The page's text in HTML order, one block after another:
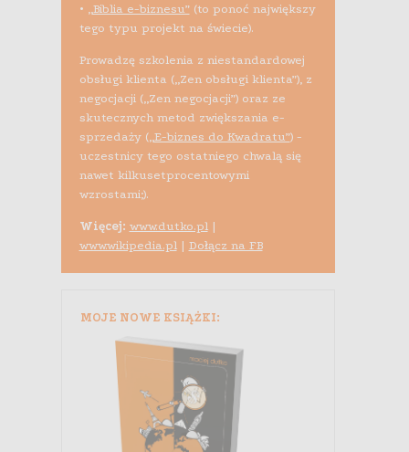
• „Biblia e-biznesu”(to ponoć największy
tego typu projekt na świecie).
Prowadzę szkolenia z niestandardowej
obsługi klienta („Zen obsługi klienta”), z
negocjacji („Zen negocjacji”) oraz ze
skutecznych metod zwiększania e-
sprzedaży („E-biznes do Kwadratu”) -
uczestnicy tego ostatniego chwalą się
nawet kilkusetprocentowymi
wzrostami;).
Więcej: www.dutko.pl|
www.wikipedia.pl| Dołącz na FB
MOJE NOWE KSIĄŻKI: